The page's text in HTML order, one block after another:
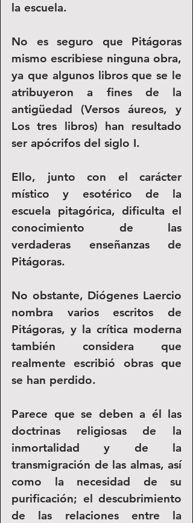
la escuela.
No es seguro que Pitágoras
mismo escribiese ninguna obra,
ya que algunos libros que se le
atribuyeron a fines de la
antigüedad (Versos áureos, y
Los tres libros) han resultado
ser apócrifos del siglo I.
Ello, junto con el carácter
místico y esotérico de la
escuela pitagórica, dificulta el
conocimiento de las
verdaderas enseñanzas de
Pitágoras.
No obstante, Diógenes Laercio
nombra varios escritos de
Pitágoras, y la crítica moderna
también considera que
realmente escribió obras que
se han perdido.
Parece que se deben a él las
doctrinas religiosas de la
inmortalidad y de la
transmigración de las almas, así
como la necesidad de su
purificación; el descubrimiento
de las relaciones entre la